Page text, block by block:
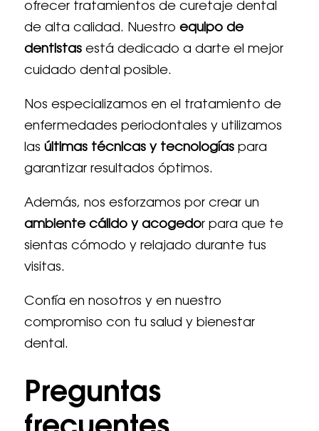
ofrecer tratamientos de curetaje dental
de alta calidad. Nuestro equipo de
dentistasestá dedicado a darte el mejor
cuidado dental posible.
Nos especializamos en el tratamiento de
enfermedades periodontales y utilizamos
las últimas técnicas y tecnologíaspara
garantizar resultados óptimos.
Además, nos esforzamos por crear un
ambiente cálido y acogedor para que te
sientas cómodo y relajado durante tus
visitas.
Confía en nosotros y en nuestro
compromiso con tu salud y bienestar
dental.
Preguntas